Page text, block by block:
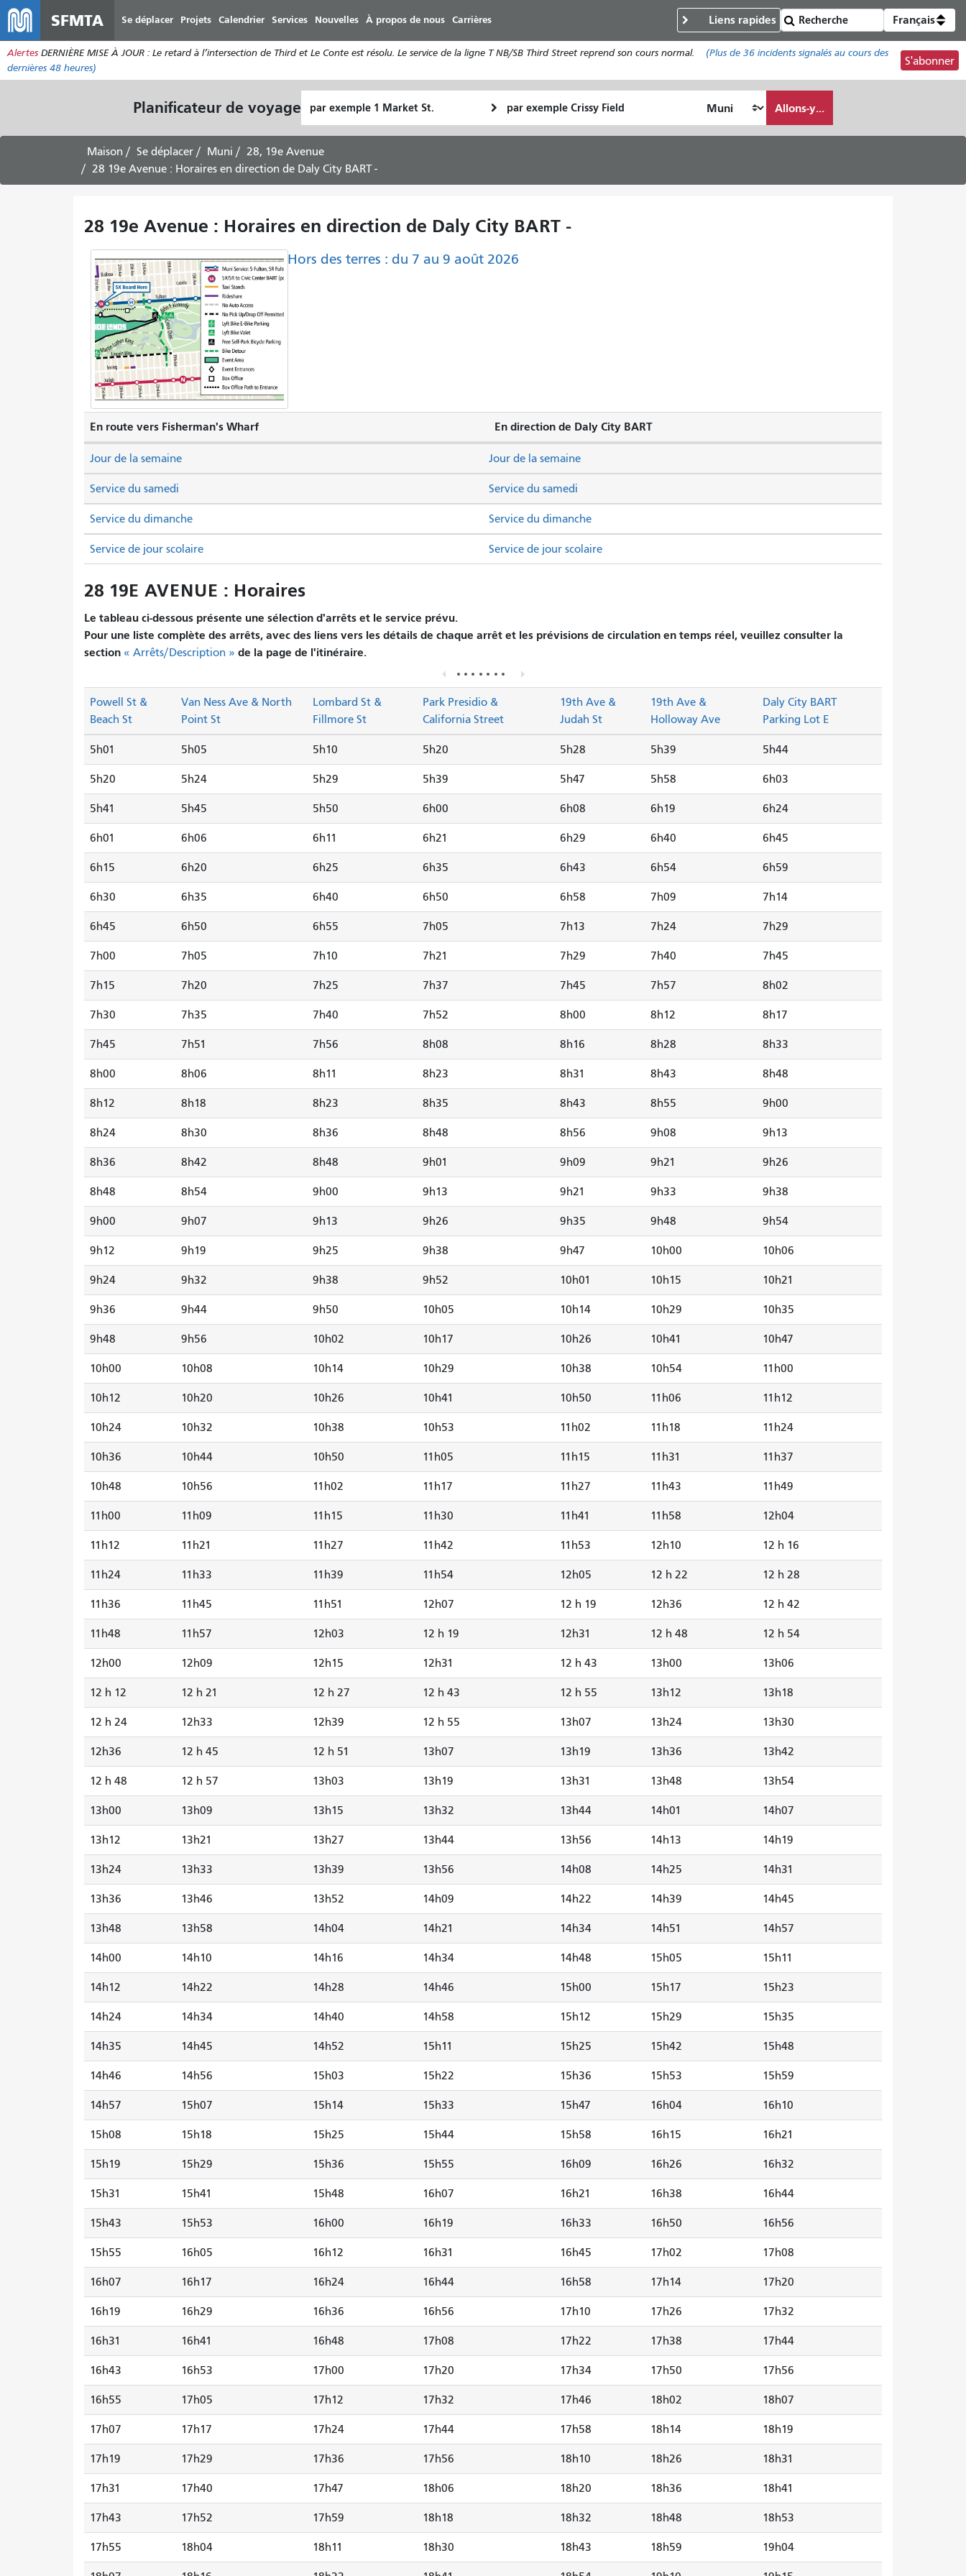
au
contenu
principal
SFMTA Se déplacer Projets Calendrier Services Nouvelles À propos de nous Carrières Liens rapides Français
Alertes DERNIÈRE MISE À JOUR : Le retard à l’intersection de Third et Le Conte est résolu. Le service de la ligne T NB/SB Third Street reprend son cours normal. (Plus de 36 incidents signalés au cours des
dernières 48 heures)
S'abonner
Planificateur de voyage de
départ
final
Comment
je
Allons-y...
Maison Se déplacer Muni
28, 19e Avenue
28 19e Avenue : Horaires en direction de Daly City BART -
28 19e Avenue : Horaires en direction de Daly City BART -
Hors des terres : du 7 au 9 août 2026
En route vers Fisherman's Wharf En direction de Daly City BART
Service du samedi Service du samedi
Service du dimanche Service du dimanche
Jour de la semaine Jour de la semaine
Service de jour scolaire Service de jour scolaire
28 19E AVENUE : Horaires
Le tableau ci-dessous présente une sélection d'arrêts et le service prévu.
Pour une liste complète des arrêts, avec des liens vers les détails de chaque arrêt et les prévisions de circulation en temps réel, veuillez consulter la
section « Arrêts/Description » de la page de l'itinéraire.
Powell St &
Beach St
Van Ness Ave & North
Point St
Lombard St &
Fillmore St
Park Presidio &
California Street
19th Ave &
Judah St
19th Ave &
Holloway Ave
Daly City BART
Parking Lot E
5h01 5h05 5h10 5h20 5h28 5h39 5h44
5h20 5h24 5h29 5h39 5h47 5h58 6h03
5h41 5h45 5h50 6h00 6h08 6h19 6h24
6h01 6h06 6h11 6h21 6h29 6h40 6h45
6h15 6h20 6h25 6h35 6h43 6h54 6h59
6h30 6h35 6h40 6h50 6h58 7h09 7h14
6h45 6h50 6h55 7h05 7h13 7h24 7h29
7h00 7h05 7h10 7h21 7h29 7h40 7h45
7h15 7h20 7h25 7h37 7h45 7h57 8h02
7h30 7h35 7h40 7h52 8h00 8h12 8h17
7h45 7h51 7h56 8h08 8h16 8h28 8h33
8h00 8h06 8h11 8h23 8h31 8h43 8h48
8h12 8h18 8h23 8h35 8h43 8h55 9h00
8h24 8h30 8h36 8h48 8h56 9h08 9h13
8h36 8h42 8h48 9h01 9h09 9h21 9h26
8h48 8h54 9h00 9h13 9h21 9h33 9h38
9h00 9h07 9h13 9h26 9h35 9h48 9h54
9h12 9h19 9h25 9h38 9h47 10h00 10h06
9h24 9h32 9h38 9h52 10h01 10h15 10h21
9h36 9h44 9h50 10h05 10h14 10h29 10h35
9h48 9h56 10h02 10h17 10h26 10h41 10h47
10h00 10h08 10h14 10h29 10h38 10h54 11h00
10h12 10h20 10h26 10h41 10h50 11h06 11h12
10h24 10h32 10h38 10h53 11h02 11h18 11h24
10h36 10h44 10h50 11h05 11h15 11h31 11h37
10h48 10h56 11h02 11h17 11h27 11h43 11h49
11h00 11h09 11h15 11h30 11h41 11h58 12h04
11h12 11h21 11h27 11h42 11h53 12h10 12 h 16
11h24 11h33 11h39 11h54 12h05 12 h 22 12 h 28
11h36 11h45 11h51 12h07 12 h 19 12h36 12 h 42
11h48 11h57 12h03 12 h 19 12h31 12 h 48 12 h 54
12h00 12h09 12h15 12h31 12 h 43 13h00 13h06
12 h 12 12 h 21 12 h 27 12 h 43 12 h 55 13h12 13h18
12 h 24 12h33 12h39 12 h 55 13h07 13h24 13h30
12h36 12 h 45 12 h 51 13h07 13h19 13h36 13h42
12 h 48 12 h 57 13h03 13h19 13h31 13h48 13h54
13h00 13h09 13h15 13h32 13h44 14h01 14h07
13h12 13h21 13h27 13h44 13h56 14h13 14h19
13h24 13h33 13h39 13h56 14h08 14h25 14h31
13h36 13h46 13h52 14h09 14h22 14h39 14h45
13h48 13h58 14h04 14h21 14h34 14h51 14h57
14h00 14h10 14h16 14h34 14h48 15h05 15h11
14h12 14h22 14h28 14h46 15h00 15h17 15h23
14h24 14h34 14h40 14h58 15h12 15h29 15h35
14h35 14h45 14h52 15h11 15h25 15h42 15h48
14h46 14h56 15h03 15h22 15h36 15h53 15h59
14h57 15h07 15h14 15h33 15h47 16h04 16h10
15h08 15h18 15h25 15h44 15h58 16h15 16h21
15h19 15h29 15h36 15h55 16h09 16h26 16h32
15h31 15h41 15h48 16h07 16h21 16h38 16h44
15h43 15h53 16h00 16h19 16h33 16h50 16h56
15h55 16h05 16h12 16h31 16h45 17h02 17h08
16h07 16h17 16h24 16h44 16h58 17h14 17h20
16h19 16h29 16h36 16h56 17h10 17h26 17h32
16h31 16h41 16h48 17h08 17h22 17h38 17h44
16h43 16h53 17h00 17h20 17h34 17h50 17h56
16h55 17h05 17h12 17h32 17h46 18h02 18h07
17h07 17h17 17h24 17h44 17h58 18h14 18h19
17h19 17h29 17h36 17h56 18h10 18h26 18h31
17h31 17h40 17h47 18h06 18h20 18h36 18h41
17h43 17h52 17h59 18h18 18h32 18h48 18h53
17h55 18h04 18h11 18h30 18h43 18h59 19h04